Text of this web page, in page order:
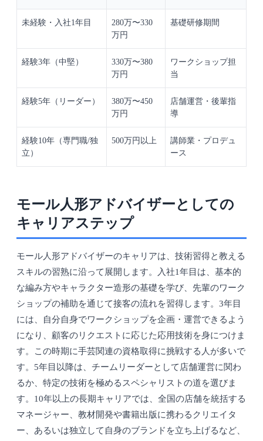
未経験・入社1年目
280万〜330
万円
基礎研修期間
経験3年（中堅）
330万〜380
万円
ワークショップ担
当
経験5年（リーダー）
380万〜450
万円
店舗運営・後輩指
導
経験10年（専門職/独
立）
500万円以上
講師業・プロデュ
ース
モール人形アドバイザーとしての
キャリアステップ
モール人形アドバイザーのキャリアは、技術習得と教える
スキルの習熟に沿って展開します。入社1年目は、基本的
な編み方やキャラクター造形の基礎を学び、先輩のワーク
ショップの補助を通じて接客の流れを習得します。3年目
には、自分自身でワークショップを企画・運営できるよう
になり、顧客のリクエストに応じた応用技術を身につけま
す。この時期に手芸関連の資格取得に挑戦する人が多いで
す。5年目以降は、チームリーダーとして店舗運営に関わ
るか、特定の技術を極めるスペシャリストの道を選びま
す。10年以上の長期キャリアでは、全国の店舗を統括する
マネージャー、教材開発や書籍出版に携わるクリエイタ
ー、あるいは独立して自身のブランドを立ち上げるなど、